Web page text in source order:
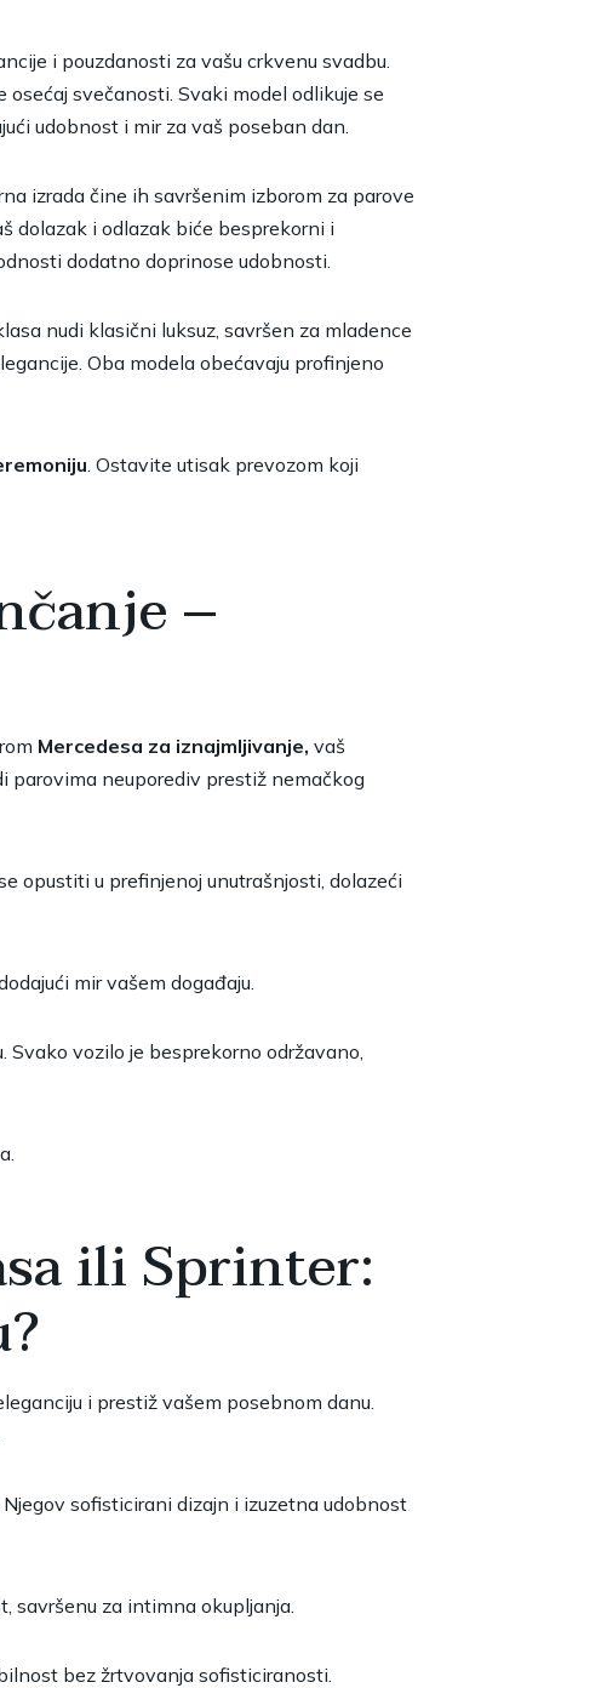
i pouzdanosti za vašu crkvenu svadbu.
svečanosti. Svaki model odlikuje se
udobnost i mir za vaš poseban dan.
izrada čine ih savršenim izborom za parove
dolazak i odlazak biće besprekorni i
dodatno doprinose udobnosti.
nudi klasični luksuz, savršen za mladence
Oba modela obećavaju profinjeno
. Ostavite utisak prevozom koji
–
Mercedesa za iznajmljivanje, vaš
parovima neuporediv prestiž nemačkog
opustiti u prefinjenoj unutrašnjosti, dolazeći
mir vašem događaju.
Svako vozilo je besprekorno održavano,
ili Sprinter:
i prestiž vašem posebnom danu.
sofisticirani dizajn i izuzetna udobnost
savršenu za intimna okupljanja.
bez žrtvovanja sofisticiranosti.